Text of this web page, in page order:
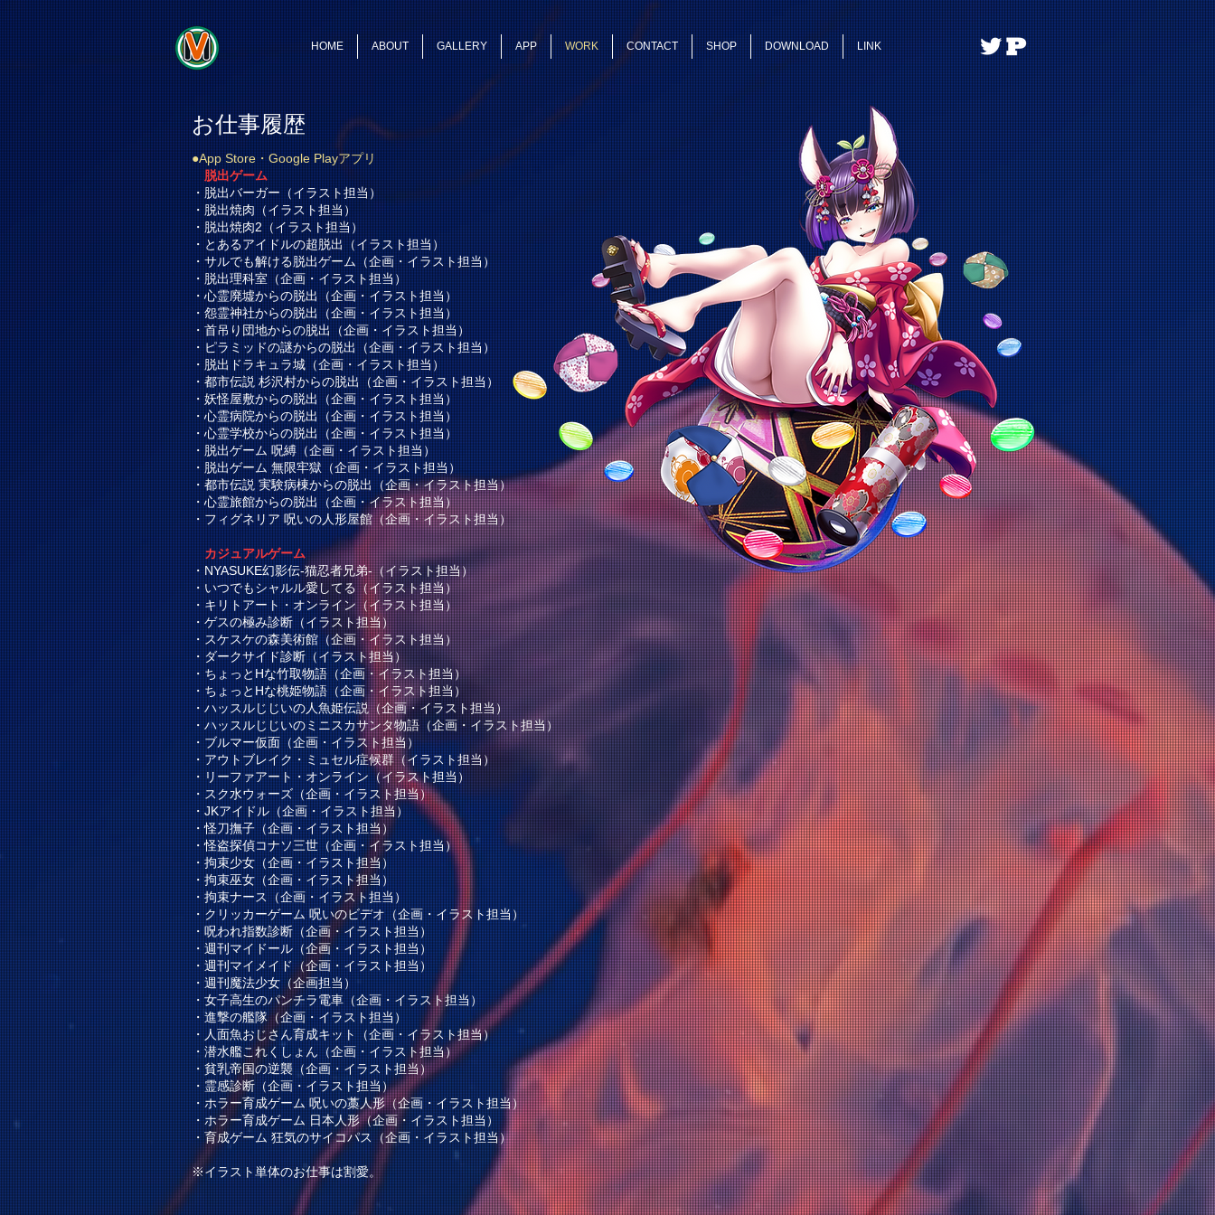
HOME ABOUT GALLERY APP WORK CONTACT SHOP DOWNLOAD LINK
お仕事履歴
●App Store ・ Google Playアプリ
脱出ゲーム
・脱出バーガー（イラスト担当）
・脱出焼肉（イラスト担当）
・脱出焼肉2（イラスト担当）
・とあるアイドルの超脱出（イラスト担当）
・サルでも解ける脱出ゲーム（企画・イラスト担当）
・脱出理科室（企画・イラスト担当）
・心霊廃墟からの脱出（企画・イラスト担当）
・怨霊神社からの脱出（企画・イラスト担当）
・首吊り団地からの脱出（企画・イラスト担当）
・ピラミッドの謎からの脱出（企画・イラスト担当）
・脱出ドラキュラ城（企画・イラスト担当）
・都市伝説 杉沢村からの脱出（企画・イラスト担当）
・妖怪屋敷からの脱出（企画・イラスト担当）
・心霊病院からの脱出（企画・イラスト担当）
・心霊学校からの脱出（企画・イラスト担当）
・脱出ゲーム 呪縛 （企画・イラスト担当）
・ 脱出ゲーム 無限牢獄（企画・イラスト担当）
・都市伝説 実験病棟からの脱出（企画・イラスト担当）
・心霊旅館からの脱出（企画・イラスト担当）
・フィグネリア 呪いの人形屋館（企画・イラスト担当）
カジュアルゲーム
・NYASUKE幻影伝-猫忍者兄弟-（イラスト担当）
・いつでもシャルル愛してる（イラスト担当）
・キリトアート・オンライン（イラスト担当）
・ゲスの極み診断（イラスト担当）
・スケスケの森美術館（企画・イラスト担当）
・ダークサイド診断（イラスト担当）
・ちょっとHな竹取物語（企画・イラスト担当）
・ちょっとHな桃姫物語（企画・イラスト担当）
・ハッスルじじいの人魚姫伝説（企画・イラスト担当）
・ハッスルじじいのミニスカサンタ物語（企画・イラスト担当）
・ ブルマー仮面 （企画・イラスト担当）
・アウトブレイク・ミュセル症候群（イラスト担当）
・リーファアート・オンライン（イラスト担当）
・スク水ウォーズ（企画・イラスト担当）
・JKアイドル（企画・イラスト担当）
・怪刀撫子（企画・イラスト担当）
・怪盗探偵コナソ三世（企画・イラスト担当）
・拘束少女（企画・イラスト担当）
・拘束巫女（企画・イラスト担当）
・拘束ナース（企画・イラスト担当）
・クリッカーゲーム 呪いのビデオ（企画・イラスト担当）
・呪われ指数診断（企画・イラスト担当）
・週刊マイドール（企画・イラスト担当）
・週刊マイメイド（企画・イラスト担当）
・週刊魔法少女（企画担当）
・女子高生のパンチラ電車（企画・イラスト担当）
・進撃の艦隊（企画・イラスト担当）
・人面魚おじさん育成キット（企画・イラスト担当）
・潜水艦これくしょん（企画・イラスト担当）
・貧乳帝国の逆襲（企画・イラスト担当）
・霊感診断（企画・イラスト担当）
・ ホラー育成ゲーム 呪いの藁人形（企画・イラスト担当）
・ホラー育成ゲーム 日本人形（企画・イラスト担当）
・育成ゲーム 狂気のサイコパス（企画・イラスト担当）
​※イラスト単体のお仕事は割愛。